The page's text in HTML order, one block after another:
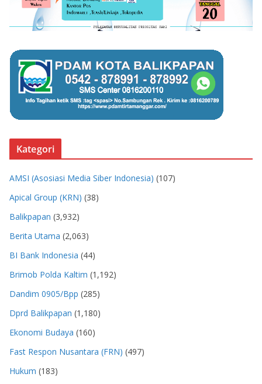
Kategori
AMSI (Asosiasi Media Siber Indonesia) (107)
Apical Group (KRN) (38)
Balikpapan (3,932)
Berita Utama (2,063)
BI Bank Indonesia (44)
Brimob Polda Kaltim (1,192)
Dandim 0905/Bpp (285)
Dprd Balikpapan (1,180)
Ekonomi Budaya (160)
Fast Respon Nusantara (FRN) (497)
Hukum (183)